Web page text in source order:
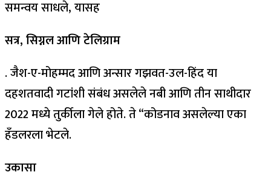
समन्वय साधले, यासह
सत्र, सिग्नल आणि टेलिग्राम
. जैश-ए-मोहम्मद आणि अन्सार गझवत-उल-हिंद या
दहशतवादी गटांशी संबंध असलेले नबी आणि तीन साथीदार
2022 मध्ये तुर्कीला गेले होते. ते “कोडनाव असलेल्या एका
हँडलरला भेटले.
उकासा